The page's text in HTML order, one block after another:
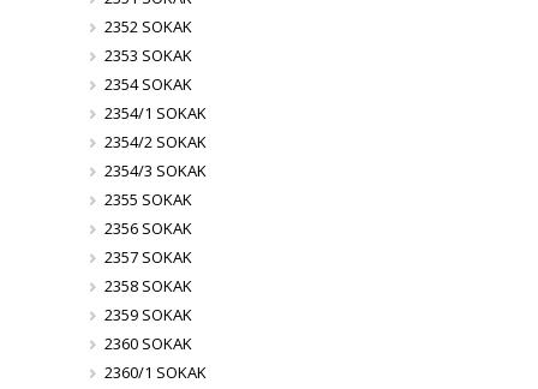
2352 SOKAK
2353 SOKAK
2354 SOKAK
2354/1 SOKAK
2354/2 SOKAK
2354/3 SOKAK
2355 SOKAK
2356 SOKAK
2357 SOKAK
2358 SOKAK
2359 SOKAK
2360 SOKAK
2360/1 SOKAK